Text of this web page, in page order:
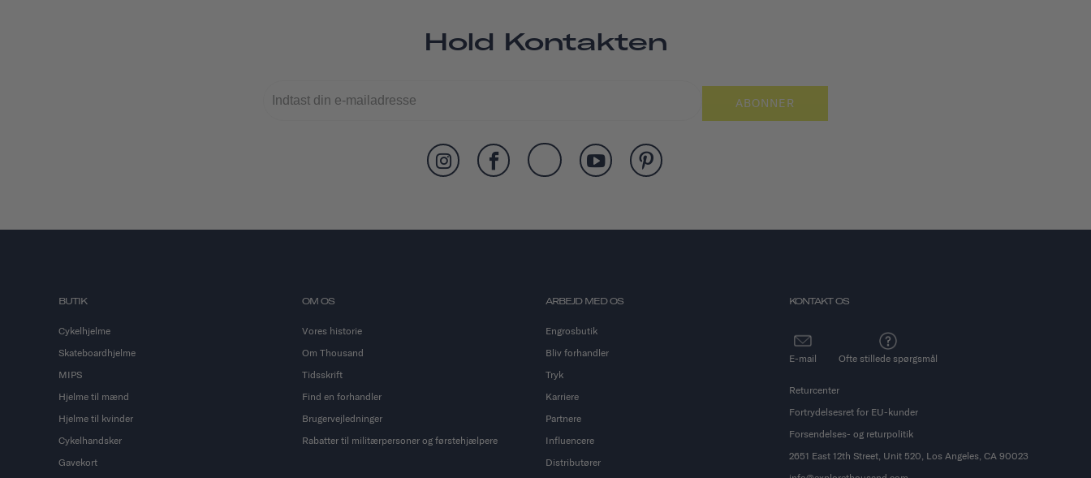
Hold Kontakten
ABONNER
BUTIK
Cykelhjelme
Skateboardhjelme
MIPS
Hjelme til mænd
Hjelme til kvinder
Cykelhandsker
Gavekort
OM OS
Vores historie
Om Thousand
Tidsskrift
Find en forhandler
Brugervejledninger
Rabatter til militærpersoner og førstehjælpere
ARBEJD MED OS
Engrosbutik
Bliv forhandler
Tryk
Karriere
Partnere
Influencere
Distributører
KONTAKT OS
E-mail Ofte stillede spørgsmål
Returcenter
Fortrydelsesret for EU-kunder
Forsendelses- og returpolitik
2651 East 12th Street, Unit 520, Los Angeles, CA 90023